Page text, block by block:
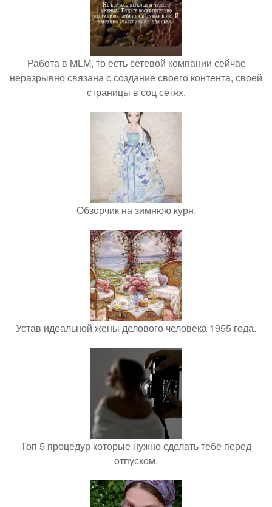
Работа в MLM, то есть сетевой компании сейчас
неразрывно связана с создание своего контента, своей
страницы в соц сетях.
Обзорчик на зимнюю курн.
Устав идеальной жены делового человека 1955 года.
Топ 5 процедур которые нужно сделать тебе перед
отпуском.